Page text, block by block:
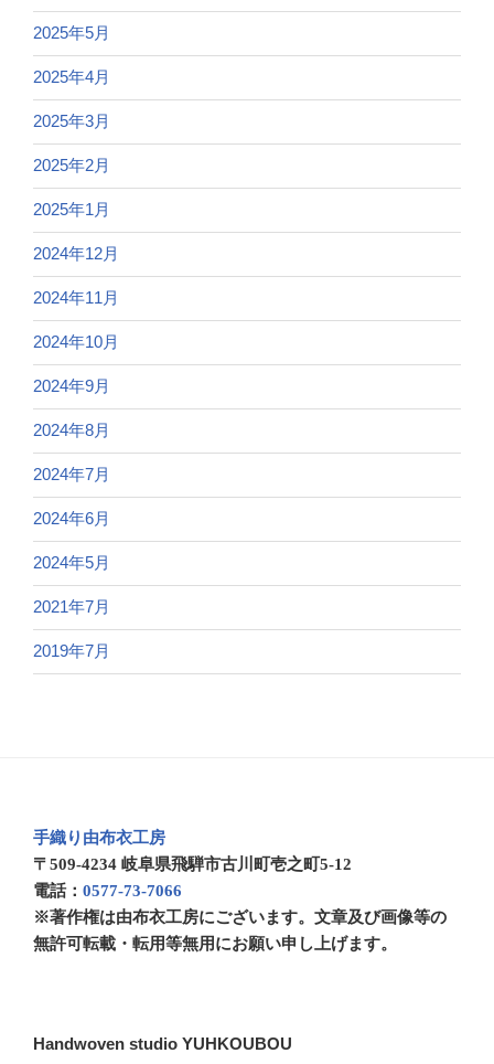
2025年5月
2025年4月
2025年3月
2025年2月
2025年1月
2024年12月
2024年11月
2024年10月
2024年9月
2024年8月
2024年7月
2024年6月
2024年5月
2021年7月
2019年7月
手織り由布衣工房
〒509-4234 岐阜県飛騨市古川町壱之町5-12
電話： 0577-73-7066
※著作権は由布衣工房にございます。文章及び画像等の
無許可転載・転用等無用にお願い申し上げます。
Handwoven studio YUHKOUBOU